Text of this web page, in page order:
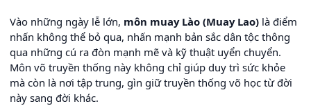
Vào những ngày lễ lớn, môn muay Lào (Muay Lao) là điểm
nhấn không thể bỏ qua, nhấn mạnh bản sắc dân tộc thông
qua những cú ra đòn mạnh mẽ và kỹ thuật uyển chuyển.
Môn võ truyền thống này không chỉ giúp duy trì sức khỏe
mà còn là nơi tập trung, gìn giữ truyền thống võ học từ đời
này sang đời khác.